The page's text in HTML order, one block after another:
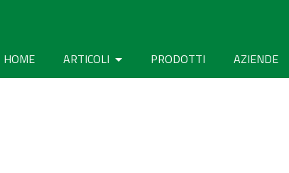
HOME ARTICOLI PRODOTTI AZIENDE